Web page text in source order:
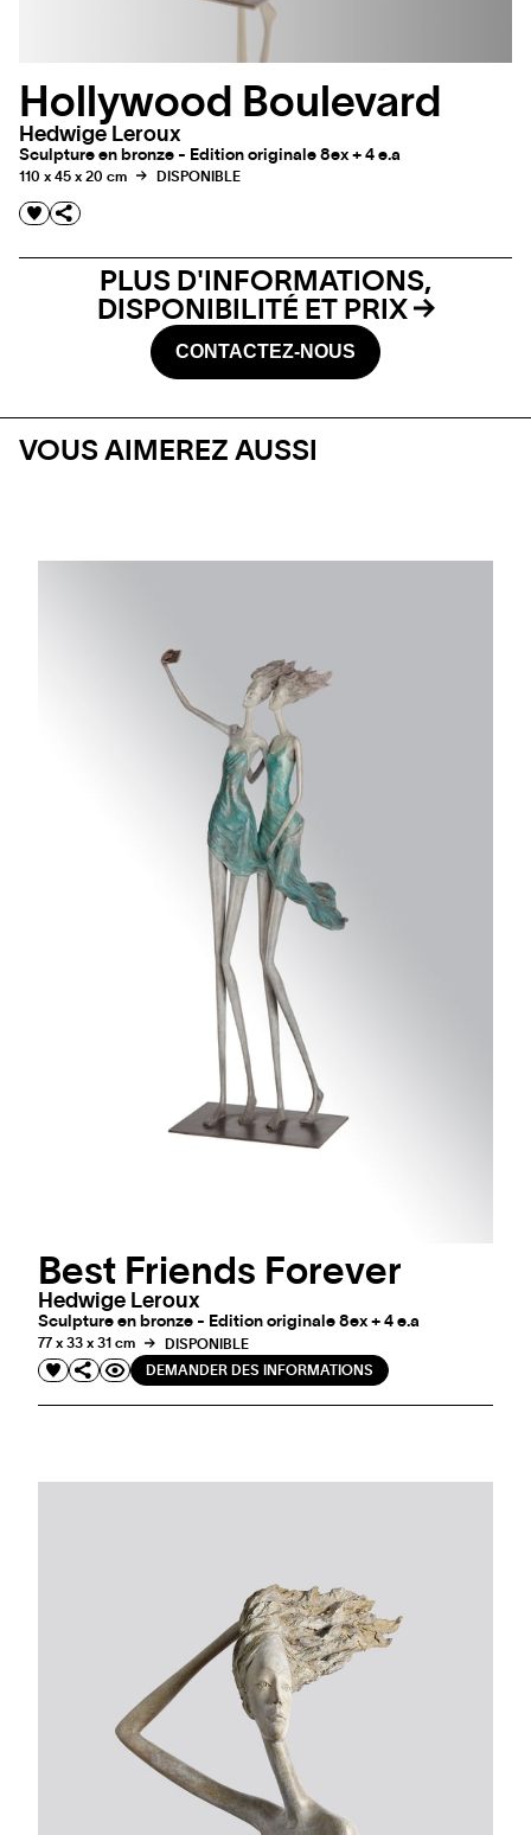
Hollywood Boulevard
Hedwige Leroux
Sculpture en bronze - Edition originale 8ex + 4 e.a
110 x 45 x 20 cm DISPONIBLE
PLUS D'INFORMATIONS,
DISPONIBILITÉ ET PRIX
CONTACTEZ-NOUS
VOUS AIMEREZ AUSSI
Best Friends Forever
Hedwige Leroux
Sculpture en bronze - Edition originale 8ex + 4 e.a
77 x 33 x 31 cm
DISPONIBLE
DEMANDER DES INFORMATIONS